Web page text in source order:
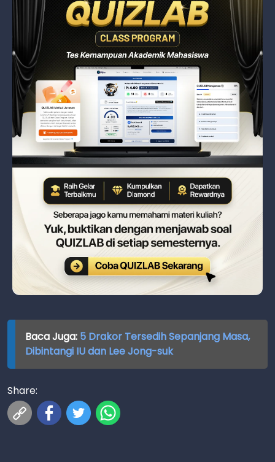
Baca Juga: 5 Drakor Tersedih Sepanjang Masa,
Dibintangi IU dan Lee Jong-suk
Share: